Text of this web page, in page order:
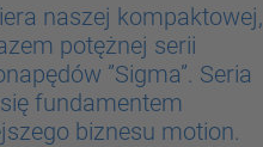
naszej kompaktowej,
potężnej serii
”Sigma”. Seria
fundamentem
biznesu motion.